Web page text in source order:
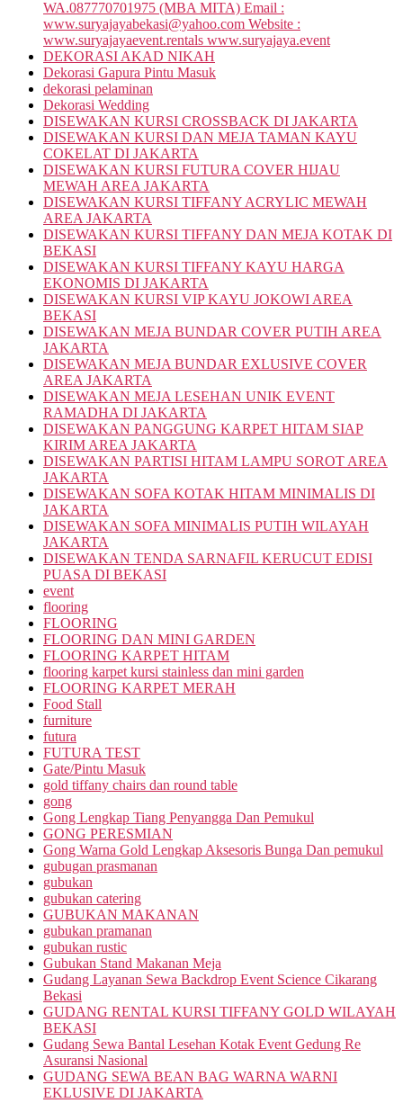
WA.087770701975 (MBA MITA) Email :
www.suryajayabekasi@yahoo.com Website :
www.suryajayaevent.rentals www.suryajaya.event
DEKORASI AKAD NIKAH
Dekorasi Gapura Pintu Masuk
dekorasi pelaminan
Dekorasi Wedding
DISEWAKAN KURSI CROSSBACK DI JAKARTA
DISEWAKAN KURSI DAN MEJA TAMAN KAYU
COKELAT DI JAKARTA
DISEWAKAN KURSI FUTURA COVER HIJAU
MEWAH AREA JAKARTA
DISEWAKAN KURSI TIFFANY ACRYLIC MEWAH
AREA JAKARTA
DISEWAKAN KURSI TIFFANY DAN MEJA KOTAK DI
BEKASI
DISEWAKAN KURSI TIFFANY KAYU HARGA
EKONOMIS DI JAKARTA
DISEWAKAN KURSI VIP KAYU JOKOWI AREA
BEKASI
DISEWAKAN MEJA BUNDAR COVER PUTIH AREA
JAKARTA
DISEWAKAN MEJA BUNDAR EXLUSIVE COVER
AREA JAKARTA
DISEWAKAN MEJA LESEHAN UNIK EVENT
RAMADHA DI JAKARTA
DISEWAKAN PANGGUNG KARPET HITAM SIAP
KIRIM AREA JAKARTA
DISEWAKAN PARTISI HITAM LAMPU SOROT AREA
JAKARTA
DISEWAKAN SOFA KOTAK HITAM MINIMALIS DI
JAKARTA
DISEWAKAN SOFA MINIMALIS PUTIH WILAYAH
JAKARTA
DISEWAKAN TENDA SARNAFIL KERUCUT EDISI
PUASA DI BEKASI
event
flooring
FLOORING
FLOORING DAN MINI GARDEN
FLOORING KARPET HITAM
flooring karpet kursi stainless dan mini garden
FLOORING KARPET MERAH
Food Stall
furniture
futura
FUTURA TEST
Gate/Pintu Masuk
gold tiffany chairs dan round table
gong
Gong Lengkap Tiang Penyangga Dan Pemukul
GONG PERESMIAN
Gong Warna Gold Lengkap Aksesoris Bunga Dan pemukul
gubugan prasmanan
gubukan
gubukan catering
GUBUKAN MAKANAN
gubukan pramanan
gubukan rustic
Gubukan Stand Makanan Meja
Gudang Layanan Sewa Backdrop Event Science Cikarang
Bekasi
GUDANG RENTAL KURSI TIFFANY GOLD WILAYAH
BEKASI
Gudang Sewa Bantal Lesehan Kotak Event Gedung Re
Asuransi Nasional
GUDANG SEWA BEAN BAG WARNA WARNI
EKLUSIVE DI JAKARTA